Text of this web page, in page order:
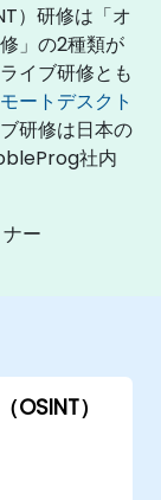
）研修は「オ
」の2種類が
イブ研修とも
ートデスクト
研修は日本の
社内
ー
）